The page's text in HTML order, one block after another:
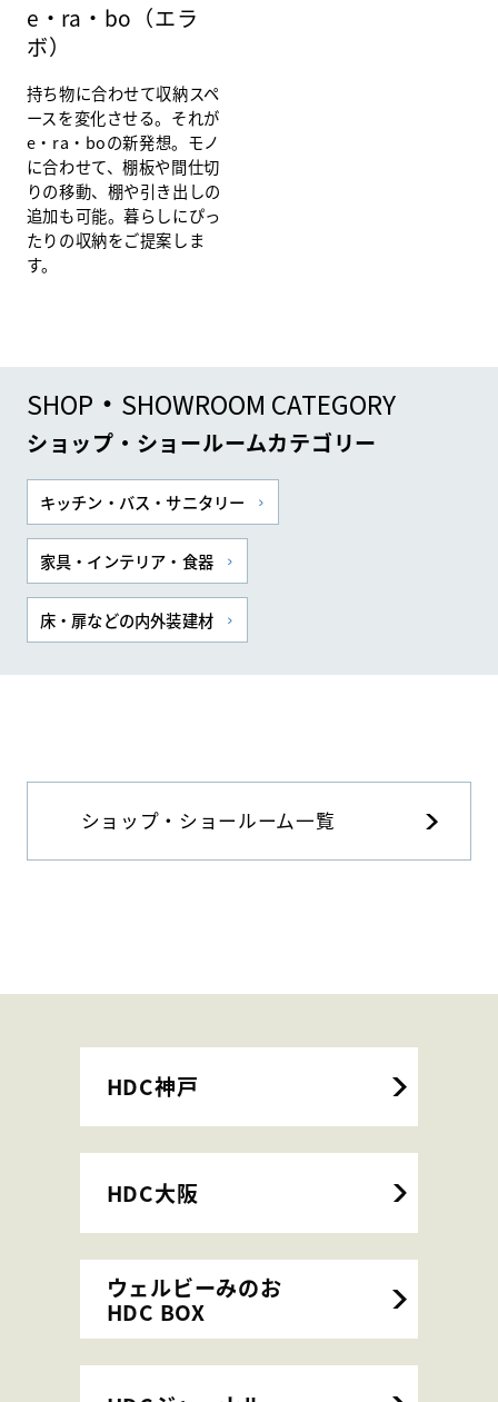
e・ra・bo（エラ
ボ）
持ち物に合わせて収納スペ
ースを変化させる。それが
e・ra・boの新発想。モノ
に合わせて、棚板や間仕切
りの移動、棚や引き出しの
追加も可能。暮らしにぴっ
たりの収納をご提案しま
す。
SHOP・SHOWROOM CATEGORY
ショップ・ショールームカテゴリー
キッチン・バス・サニタリー
家具・インテリア・食器
床・扉などの内外装建材
ショップ・ショールーム一覧
HDC神戸
HDC大阪
ウェルビーみのお
HDC BOX